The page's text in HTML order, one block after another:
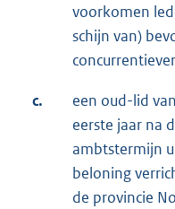
voorkomen
schijn van)
c.
een oud-lid
eerste jaar na
ambtstermijn
beloning
de provincie